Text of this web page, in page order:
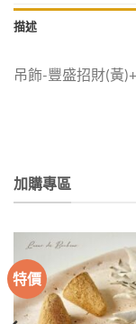
描述
吊飾-豐盛招財(黃
加購專區
特價